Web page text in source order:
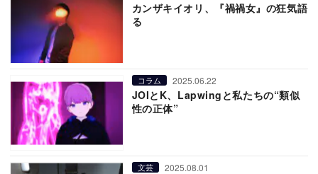
カンザキイオリ、『禍禍女』の狂気語
る
コラム 2025.06.22
JOIとK、Lapwingと私たちの“類似
性の正体”
文芸 2025.08.01